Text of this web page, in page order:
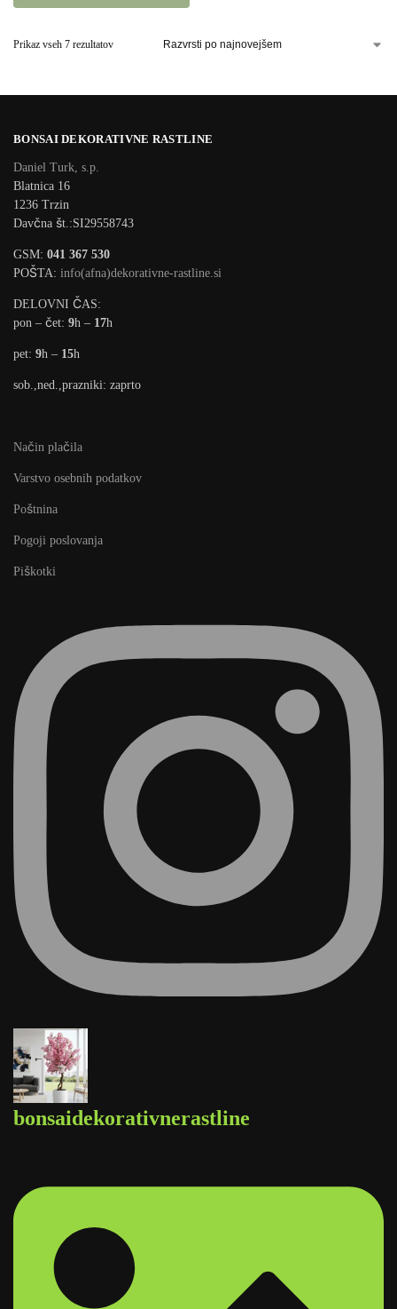
Prikaz vseh 7 rezultatov
BONSAI DEKORATIVNE RASTLINE
Daniel Turk, s.p.
Blatnica 16
1236 Trzin
Davčna št.:SI29558743
GSM: 041 367 530
POŠTA: info(afna)dekorativne-rastline.si
DELOVNI ČAS:
pon – čet: 9h – 17h
pet: 9h – 15h
sob.,ned.,prazniki: zaprto
Način plačila
Varstvo osebnih podatkov
Poštnina
Pogoji poslovanja
Piškotki
bonsaidekorativnerastline